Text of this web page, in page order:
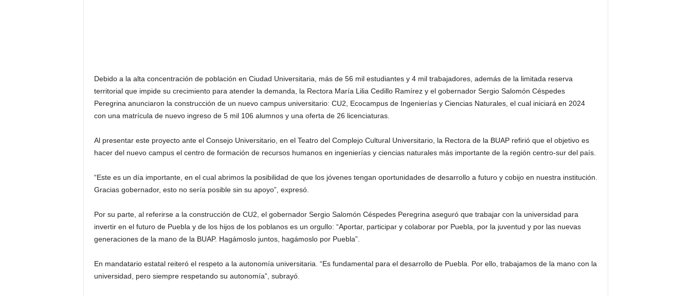
Debido a la alta concentración de población en Ciudad Universitaria, más de 56 mil estudiantes y 4 mil trabajadores, además de la limitada reserva
territorial que impide su crecimiento para atender la demanda, la Rectora María Lilia Cedillo Ramírez y el gobernador Sergio Salomón Céspedes
Peregrina anunciaron la construcción de un nuevo campus universitario: CU2, Ecocampus de Ingenierías y Ciencias Naturales, el cual iniciará en 2024
con una matrícula de nuevo ingreso de 5 mil 106 alumnos y una oferta de 26 licenciaturas.
Al presentar este proyecto ante el Consejo Universitario, en el Teatro del Complejo Cultural Universitario, la Rectora de la BUAP refirió que el objetivo es
hacer del nuevo campus el centro de formación de recursos humanos en ingenierías y ciencias naturales más importante de la región centro-sur del país.
“Este es un día importante, en el cual abrimos la posibilidad de que los jóvenes tengan oportunidades de desarrollo a futuro y cobijo en nuestra institución.
Gracias gobernador, esto no sería posible sin su apoyo”, expresó.
Por su parte, al referirse a la construcción de CU2, el gobernador Sergio Salomón Céspedes Peregrina aseguró que trabajar con la universidad para
invertir en el futuro de Puebla y de los hijos de los poblanos es un orgullo: “Aportar, participar y colaborar por Puebla, por la juventud y por las nuevas
generaciones de la mano de la BUAP. Hagámoslo juntos, hagámoslo por Puebla”.
En mandatario estatal reiteró el respeto a la autonomía universitaria. “Es fundamental para el desarrollo de Puebla. Por ello, trabajamos de la mano con la
universidad, pero siempre respetando su autonomía”, subrayó.